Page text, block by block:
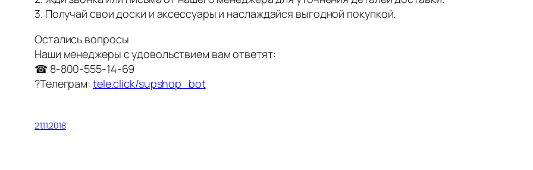
3. Получай свои доски и аксессуары и наслаждайся выгодной покупкой.
Остались вопросы
Наши менеджеры с удовольствием вам ответят:
☎ 8-800-555-14-69
?Телеграм: tele.click/supshop_bot
21.11.2018